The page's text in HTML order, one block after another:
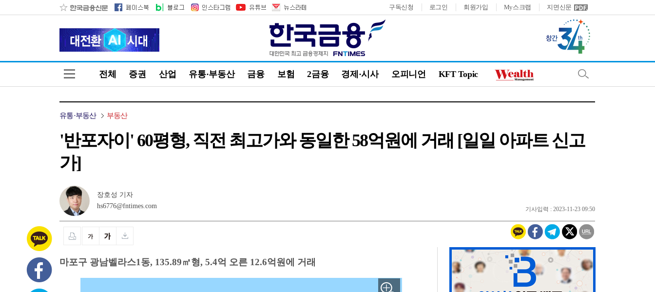
구독신청 로그인 회원가입 My스크랩 지면신문
전체 증권 산업 유통·부동산 금융 보험 2금융 경제·시사 오피니언 KFT Topic
유통·부동산 부동산
'반포자이' 60평형, 직전 최고가와 동일한 58억원에 거래 [일일 아파트 신고
가]
장호성 기자
hs6776@fntimes.com
기사입력 : 2023-11-23 09:50
마포구 광남벨라스1동, 135.89㎡형, 5.4억 오른 12.6억원에 거래